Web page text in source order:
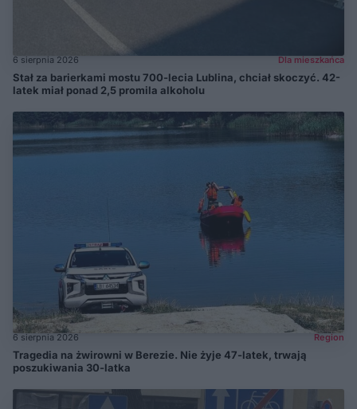
6 sierpnia 2026 Dla mieszkańca
Stał za barierkami mostu 700-lecia Lublina, chciał skoczyć. 42-
latek miał ponad 2,5 promila alkoholu
6 sierpnia 2026 Region
Tragedia na żwirowni w Berezie. Nie żyje 47-latek, trwają
poszukiwania 30-latka